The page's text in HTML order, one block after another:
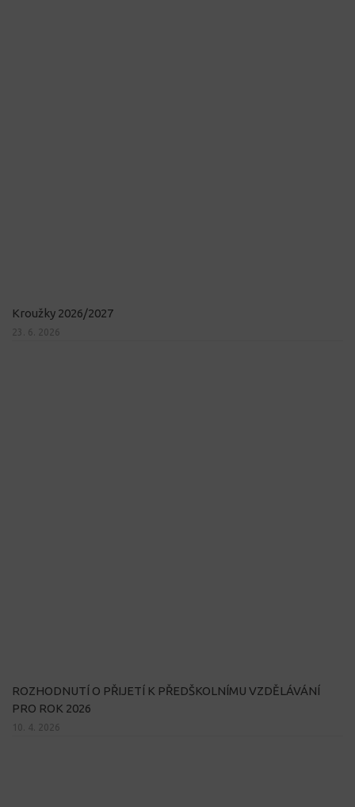
Kroužky 2026/2027
23. 6. 2026
ROZHODNUTÍ O PŘIJETÍ K PŘEDŠKOLNÍMU VZDĚLÁVÁNÍ
PRO ROK 2026
10. 4. 2026